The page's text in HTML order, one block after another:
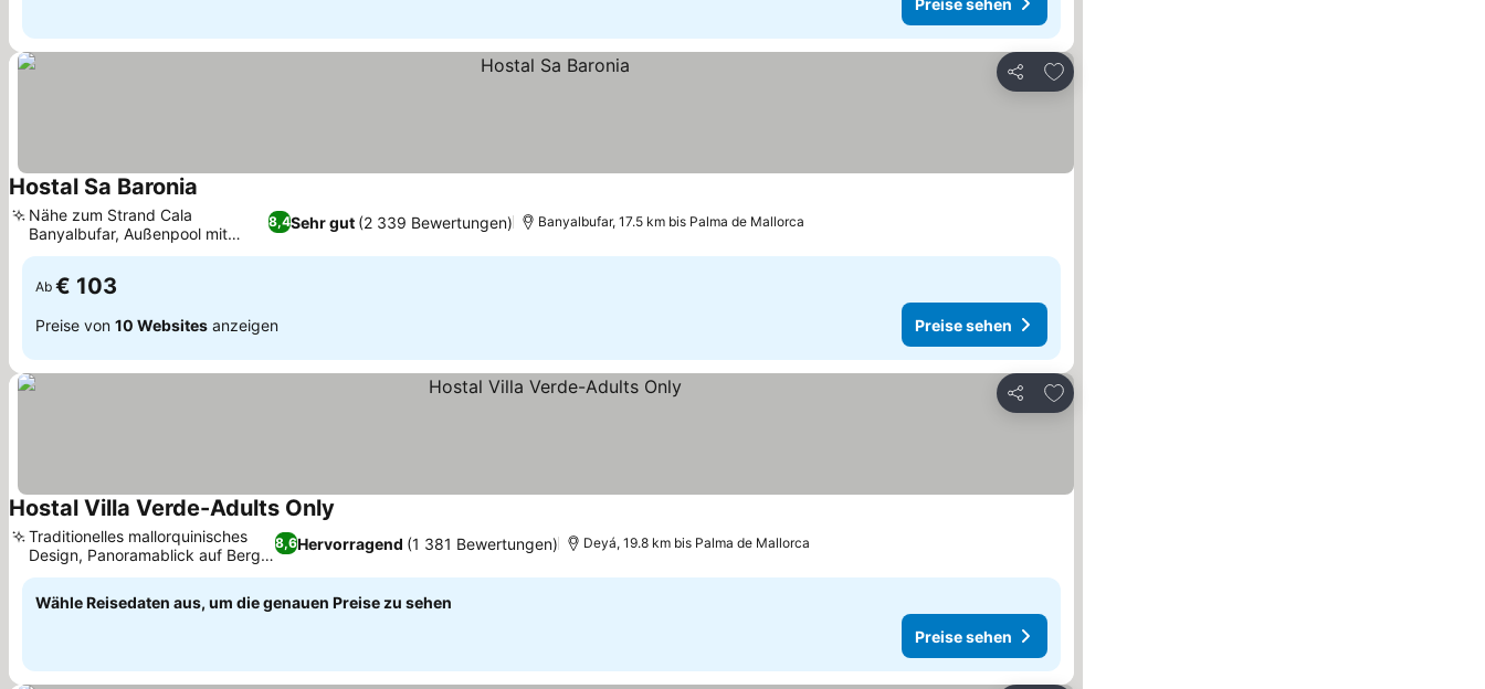
Teilen
Zu Favoriten hinzufügen
Hostal Sa Baronia
8,4Sehr gut (2 339 Bewertungen)
Nähe zum Strand Cala
Banyalbufar, Außenpool mit
Kinderbereich
Banyalbufar, 17.5 km bis Palma de Mallorca
Ab € 103
Preise von 10 Websites anzeigen Preise sehen
Teilen
Zu Favoriten hinzufügen
Hostal Villa Verde-Adults Only
8,6Hervorragend (1 381 Bewertungen)
Traditionelles mallorquinisches
Design, Panoramablick auf Berge
und Dorf
Deyá, 19.8 km bis Palma de Mallorca
Wähle Reisedaten aus, um die genauen Preise zu sehen
Preise sehen